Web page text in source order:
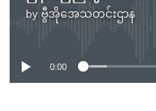
by ဗွီအိုအေသတင်းဌာန
No media
0:00